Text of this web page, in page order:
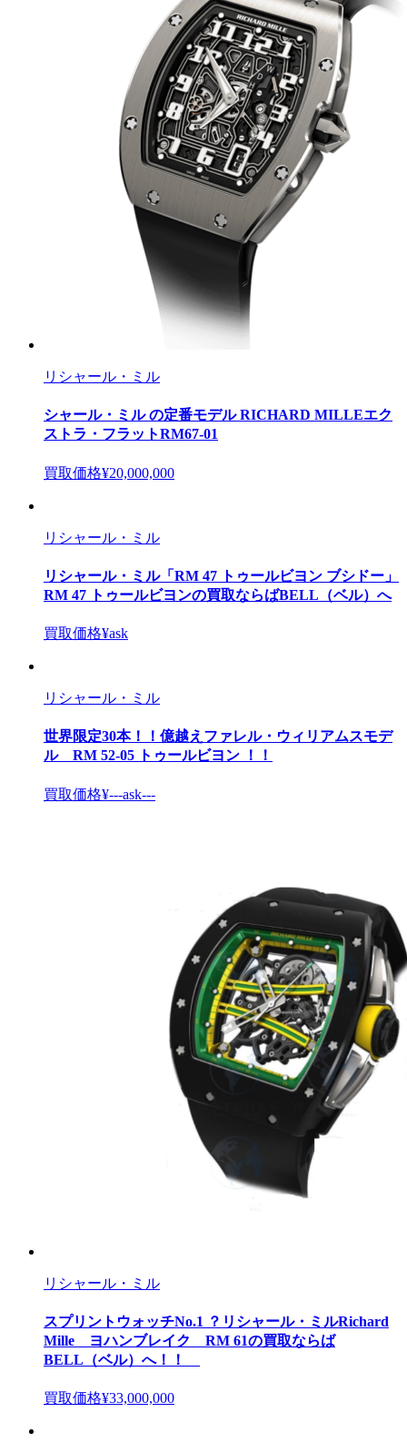
リシャール・ミル
シャール・ミル の定番モデル RICHARD MILLEエク
ストラ・フラットRM67-01
買取価格¥20,000,000
リシャール・ミル
リシャール・ミル「RM 47 トゥールビヨン ブシドー」
RM 47 トゥールビヨンの買取ならばBELL（ベル）へ
買取価格¥ask
リシャール・ミル
世界限定30本！！億越えファレル・ウィリアムスモデ
ル RM 52-05 トゥールビヨン ！！
買取価格¥---ask---
リシャール・ミル
スプリントウォッチNo.1 ？リシャール・ミルRichard
Mille ヨハンブレイク RM 61の買取ならば
BELL（ベル）へ！！
買取価格¥33,000,000